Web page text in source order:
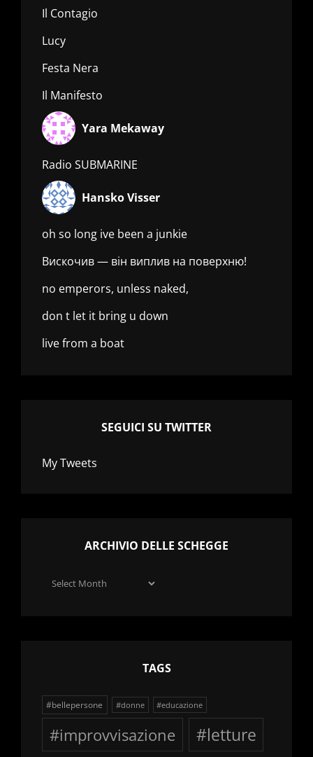
Il Contagio
Lucy
Festa Nera
Il Manifesto
Yara Mekaway
Radio SUBMARINE
Hansko Visser
oh so long ive been a junkie
Вискочив — він виплив на поверхню!
no emperors, unless naked,
don t let it bring u down
live from a boat
SEGUICI SU TWITTER
My Tweets
ARCHIVIO DELLE SCHEGGE
Archivio
TAGS
#bellepersone #donne #educazione
#improvvisazione #letture